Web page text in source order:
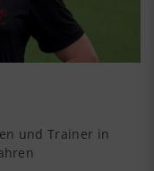
und Trainer in